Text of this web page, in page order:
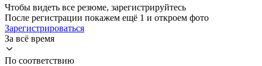
Чтобы видеть все резюме, зарегистрируйтесь
После регистрации покажем ещё 1 и откроем фото
Зарегистрироваться
За всё время
По соответствию